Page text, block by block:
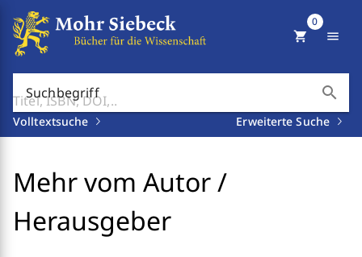
Suchbegriff search
Volltextsuche Erweiterte Suche
shopping_cart
0
menu
Mehr vom Autor /
Herausgeber